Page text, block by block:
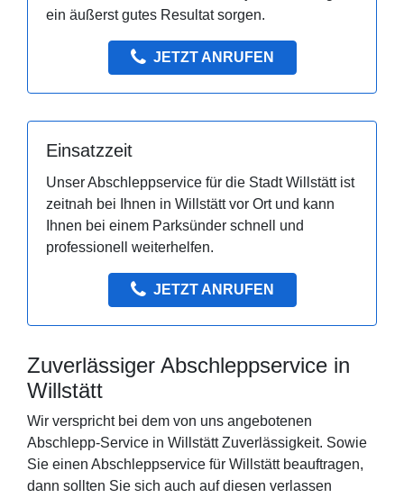
ein äußerst gutes Resultat sorgen.
JETZT ANRUFEN
Einsatzzeit
Unser Abschleppservice für die Stadt Willstätt ist
zeitnah bei Ihnen in Willstätt vor Ort und kann
Ihnen bei einem Parksünder schnell und
professionell weiterhelfen.
JETZT ANRUFEN
Zuverlässiger Abschleppservice in
Willstätt
Wir verspricht bei dem von uns angebotenen
Abschlepp-Service in Willstätt Zuverlässigkeit. Sowie
Sie einen Abschleppservice für Willstätt beauftragen,
dann sollten Sie sich auch auf diesen verlassen